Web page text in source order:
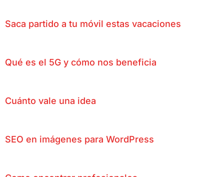
Saca partido a tu móvil estas vacaciones
Qué es el 5G y cómo nos beneficia
Cuánto vale una idea
SEO en imágenes para WordPress